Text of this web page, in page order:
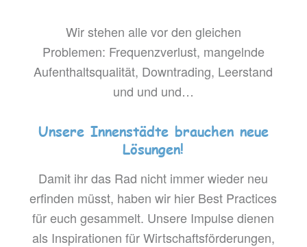
Wir stehen alle vor den gleichen
Problemen: Frequenzverlust, mangelnde
Aufenthaltsqualität, Downtrading, Leerstand
und und und…
Unsere Innenstädte brauchen neue
Lösungen!
Damit ihr das Rad nicht immer wieder neu
erfinden müsst, haben wir hier Best Practices
für euch gesammelt. Unsere Impulse dienen
als Inspirationen für Wirtschaftsförderungen,